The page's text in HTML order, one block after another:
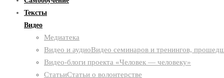
Тексты
Видео
Медиатека
Видео и аудиоВидео семинаров и тренингов,
Видео-блоги проекта «Человек — человеку»
СтатьиСтатьи о волонтерстве